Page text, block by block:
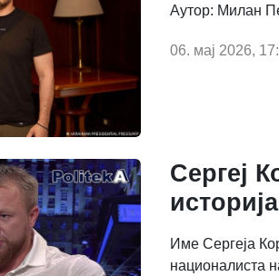
Аутор: Милан
06. мај 2026,
Сергеј
Име Сергеја
националиста